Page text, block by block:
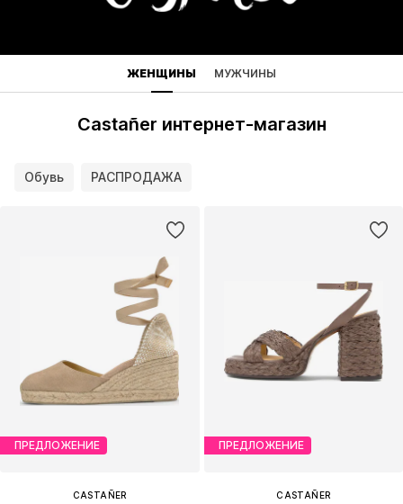
ЖЕНЩИНЫ МУЖЧИНЫ
Castañer интернет-магазин
Обувь РАСПРОДАЖА
ПРЕДЛОЖЕНИЕ
CASTAÑER
ПРЕДЛОЖЕНИЕ
CASTAÑER